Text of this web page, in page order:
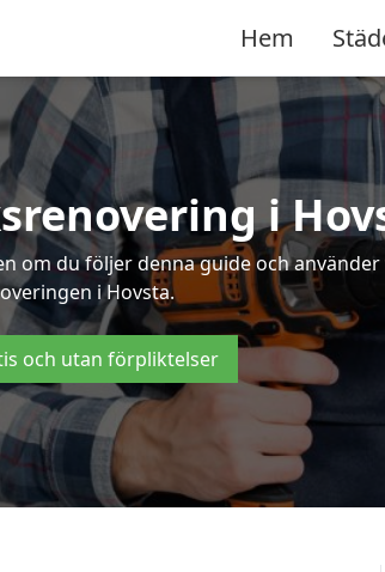
Hem
i
om du följer denna guide och
i Hovsta.
och utan förpliktelser